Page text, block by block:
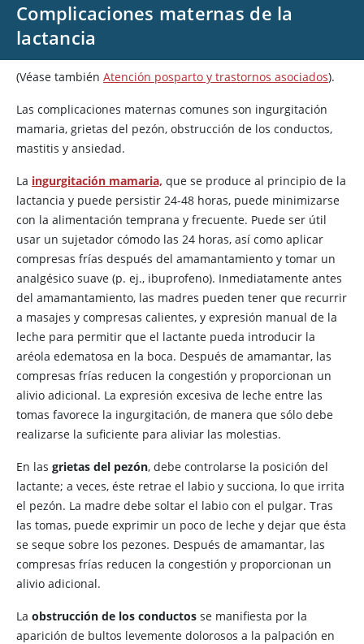
Complicaciones maternas de la
lactancia
(Véase también Atención posparto y trastornos asociados).
Las complicaciones maternas comunes son ingurgitación
mamaria, grietas del pezón, obstrucción de los conductos,
mastitis y ansiedad.
La ingurgitación mamaria, que se produce al principio de la
lactancia y puede persistir 24-48 horas, puede minimizarse
con la alimentación temprana y frecuente. Puede ser útil
usar un sujetador cómodo las 24 horas, así como aplicar
compresas frías después del amamantamiento y tomar un
analgésico suave (p. ej., ibuprofeno). Inmediatamente antes
del amamantamiento, las madres pueden tener que recurrir
a masajes y compresas calientes, y expresión manual de la
leche para permitir que el lactante pueda introducir la
aréola edematosa en la boca. Después de amamantar, las
compresas frías reducen la congestión y proporcionan un
alivio adicional. La expresión excesiva de leche entre las
tomas favorece la ingurgitación, de manera que sólo debe
realizarse la suficiente para aliviar las molestias.
En las grietas del pezón, debe controlarse la posición del
lactante; a veces, éste retrae el labio y succiona, lo que irrita
el pezón. La madre debe soltar el labio con el pulgar. Tras
las tomas, puede exprimir un poco de leche y dejar que ésta
se seque sobre los pezones. Después de amamantar, las
compresas frías reducen la congestión y proporcionan un
alivio adicional.
La obstrucción de los conductos se manifiesta por la
aparición de bultos levemente dolorosos a la palpación en